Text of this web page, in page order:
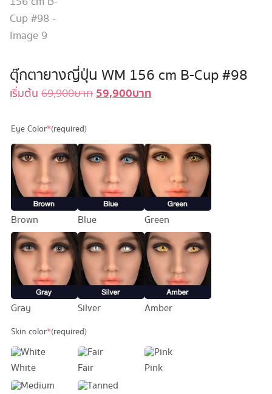
ตุ๊กตายางญี่ปุ่น WM 156 cm B-Cup #98
เริ่มต้น 69,900บาทOriginal
69,900 บาท.
59,900บาทCurrent
59,900 บาท.
Eye Color*(required)
Brown Blue Green
Gray Silver Amber
Skin color*(required)
White Fair Pink